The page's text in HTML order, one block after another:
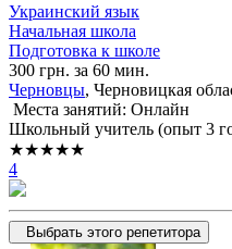
Украинский язык
Начальная школа
Подготовка к школе
300 грн. за 60 мин.
Черновцы, Черновицкая
Места занятий: Онлайн
Школьный учитель (опыт 3
★★★★★
4
Выбрать этого репетитора